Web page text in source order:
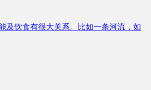
及饮食有很大关系。比如一条河流，如